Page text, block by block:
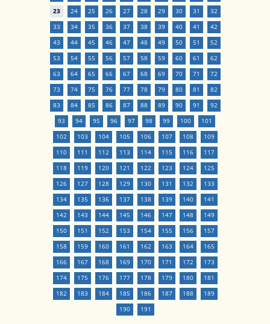
23
24 25 26 27 28 29 30 31
32
33
34 35 36 37 38 39 40 41
42
43
44 45 46 47 48 49 50 51
52
53
54 55 56 57 58 59 60 61
62
63
64 65 66 67 68 69 70 71
72
73
74 75 76 77 78 79 80 81
82
83
84 85 86 87 88 89 90 91
92
93
94 95 96 97 98 99 100
101
102
103 104 105 106 107 108
109
110
111 112 113 114 115 116
117
118
119 120 121 122 123 124
125
126
127 128 129 130 131 132
133
134
135 136 137 138 139 140
141
142
143 144 145 146 147 148
149
150
151 152 153 154 155 156
157
158
159 160 161 162 163 164
165
166
167 168 169 170 171 172
173
174
175 176 177 178 179 180
181
182
183 184 185 186 187 188
189
190
191